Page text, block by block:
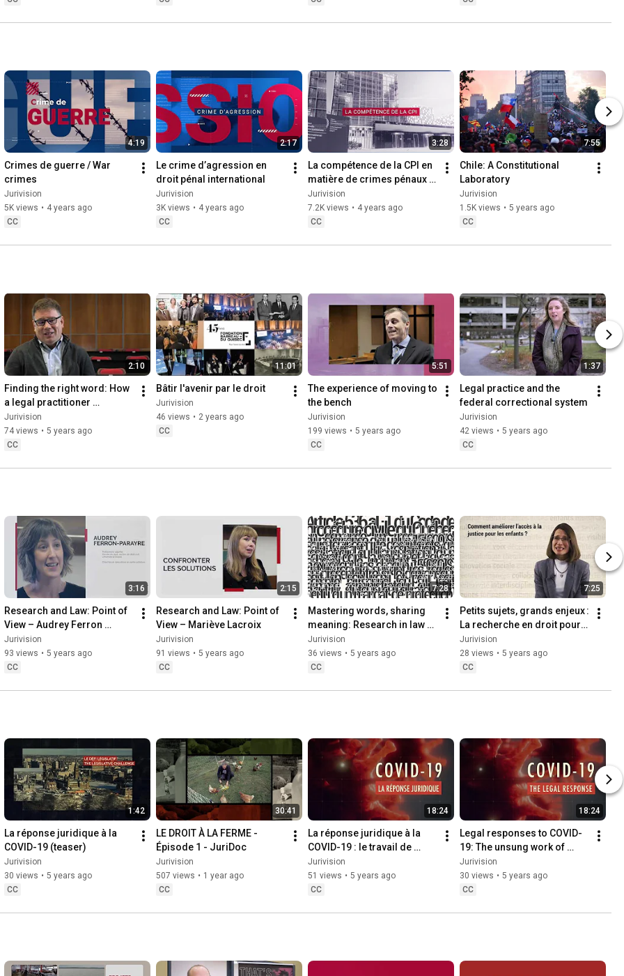
4:19
Crimes de guerre / War
crimes
Jurivision
5K views • 4 years ago
CC
2:17
Le crime d’agression en
droit pénal international
Jurivision
3K views • 4 years ago
CC
3:28
La compétence de la CPI en
matière de crimes pénaux
internationaux
Jurivision
7.2K views • 4 years ago
CC
7:55
Chile: A Constitutional
Laboratory
Jurivision
1.5K views • 5 years ago
CC
2:10
Finding the right word: How
a legal practitioner
expresses legislative intent
Jurivision
74 views • 5 years ago
CC
11:01
Bâtir l'avenir par le droit
Jurivision
46 views • 2 years ago
CC
5:51
The experience of moving to
the bench
Jurivision
199 views • 5 years ago
CC
1:37
Legal practice and the
federal correctional system
Jurivision
42 views • 5 years ago
CC
3:16
Research and Law: Point of
View – Audrey Ferron
Parayre
Jurivision
93 views • 5 years ago
CC
2:15
Research and Law: Point of
View – Mariève Lacroix
Jurivision
91 views • 5 years ago
CC
7:28
Mastering words, sharing
meaning: Research in law
for a better understanding
of our laws
Jurivision
36 views • 5 years ago
CC
7:25
Petits sujets, grands enjeux :
La recherche en droit pour
l’accès à la justice pour les
enfants
Jurivision
28 views • 5 years ago
CC
1:42
La réponse juridique à la
COVID-19 (teaser)
Jurivision
30 views • 5 years ago
CC
30:41
LE DROIT À LA FERME -
Épisode 1 - JuriDoc
Jurivision
507 views • 1 year ago
CC
18:24
La réponse juridique à la
COVID-19 : le travail de
l’ombre des rédacteurs
législatifs
Jurivision
51 views • 5 years ago
CC
18:24
Legal responses to COVID-
19: The unsung work of
legislative drafters
Jurivision
30 views • 5 years ago
CC